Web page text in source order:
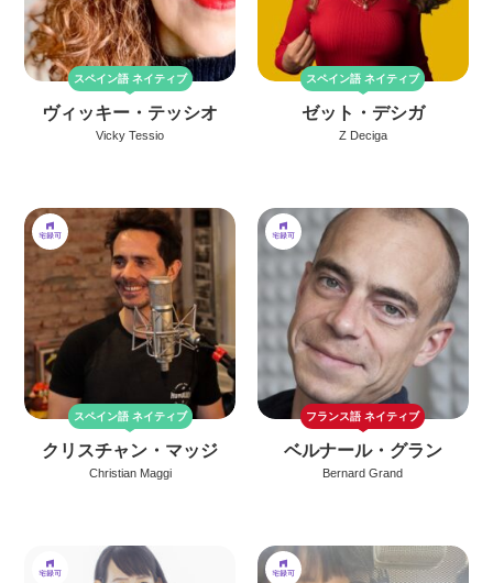
スペイン語 ネイティブ
ヴィッキー・テッシオ
Vicky Tessio
スペイン語ネイティブ
ゼット・デシガ
Z Deciga
スペイン語 ネイティブ
クリスチャン・マッジ
Christian Maggi
フランス語ネイティブ
ベルナール・グラン
Bernard Grand